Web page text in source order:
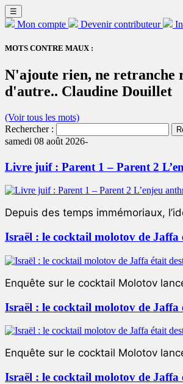
☰
Mon compte Devenir contributeur
MOTS CONTRE MAUX :
N'ajoute rien, ne retranche
d'autre.. Claudine Douillet
(Voir tous les mots)
Rechercher :
samedi 08 août 2026-
Livre juif : Parent 1 – Parent 2
Depuis des temps immémoriaux,
Israël : le cocktail molotov de Jaffa
Enquête sur le cocktail Molotov
Israël : le cocktail molotov de Jaffa
Enquête sur le cocktail Molotov
Israël : le cocktail molotov de Jaffa